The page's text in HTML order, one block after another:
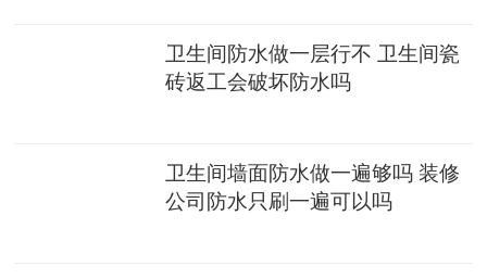
卫生间防水做一层行不 卫生间瓷
砖返工会破坏防水吗
卫生间墙面防水做一遍够吗 装修
公司防水只刷一遍可以吗